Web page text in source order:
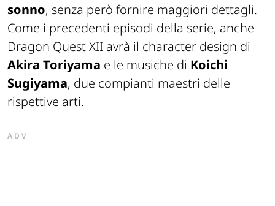
sonno, senza però fornire maggiori dettagli.
Come i precedenti episodi della serie, anche
Dragon Quest XII avrà il character design di
Akira Toriyama e le musiche di Koichi
Sugiyama, due compianti maestri delle
rispettive arti.
ADV